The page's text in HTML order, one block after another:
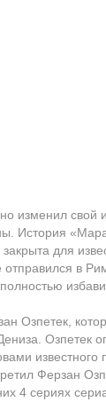
изменил
История
для
отправился в
Озпетек,
Озпетек
Ферзан
4 сериях